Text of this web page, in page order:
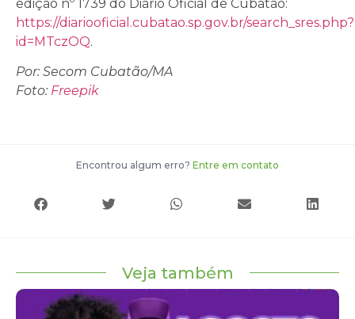
edição nº 1739 do Diário Oficial de Cubatão:
https://diariooficial.cubatao.sp.gov.br/search_sres.php?
id=MTczOQ.
Por: Secom Cubatão/MA
Foto: Freepik
Encontrou algum erro? Entre em contato
Veja também